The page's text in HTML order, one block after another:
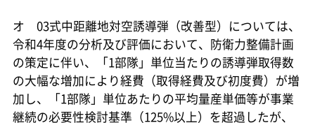
オ 03式中距離地対空誘導弾（改善型）については、
令和4年度の分析及び評価において、防衛力整備計画
の策定に伴い、「1部隊」単位当たりの誘導弾取得数
の大幅な増加により経費（取得経費及び初度費）が増
加し、「1部隊」単位あたりの平均量産単価等が事業
継続の必要性検討基準（125%以上）を超過したが、